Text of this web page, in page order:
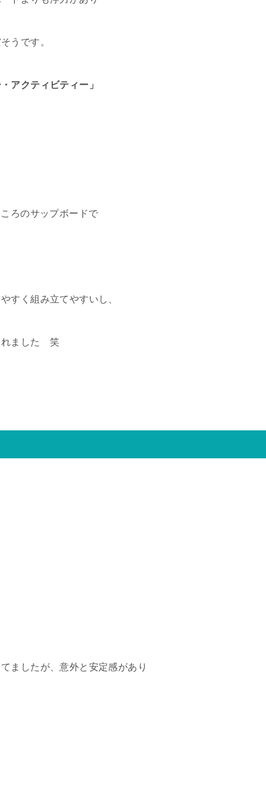
うです。
アクティビティー」
ろのサップボードで
すく組み立てやすいし、
れました 笑
ましたが、意外と安定感があり